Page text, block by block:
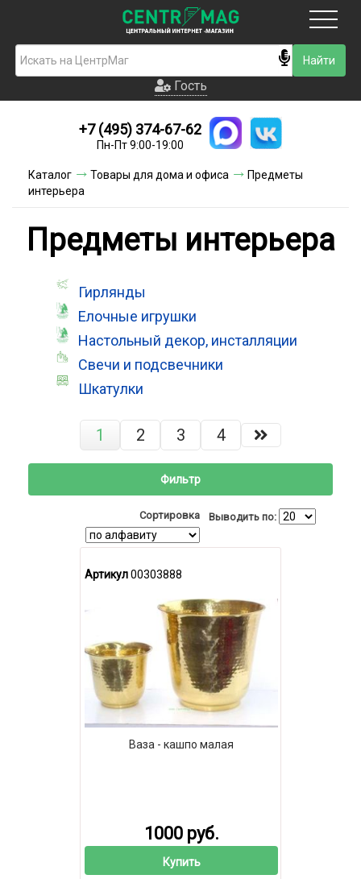
Гость
Новинки
Условия доставки
Контакты
Гость
+7 (495) 374-67-62
Пн-Пт 9:00-19:00
Каталог Товары для дома и офиса
Предметы
интерьера
Предметы интерьера
Гирлянды
Елочные игрушки
Настольный декор, инсталляции
Свечи и подсвечники
Шкатулки
1 2 3 4
Фильтр
Сортировка Выводить по:
Артикул00303888
Ваза - кашпо малая
1000 руб.
Купить